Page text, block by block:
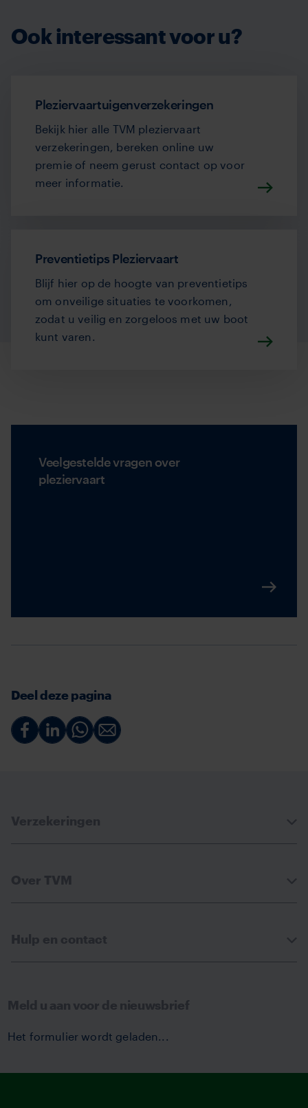
Ook interessant voor u?
Pleziervaartuigenverzekeringen
Bekijk hier alle TVM pleziervaart
verzekeringen, bereken online uw
premie of neem gerust contact op voor
meer informatie.
Preventietips Pleziervaart
Blijf hier op de hoogte van preventietips
om onveilige situaties te voorkomen,
zodat u veilig en zorgeloos met uw boot
kunt varen.
Veelgestelde vragen over
pleziervaart
Deel deze pagina
Deel Deel Deel Deel
Verzekeringen
Over TVM
Hulp en contact
Meld u aan voor de nieuwsbrief
Het formulier wordt geladen...